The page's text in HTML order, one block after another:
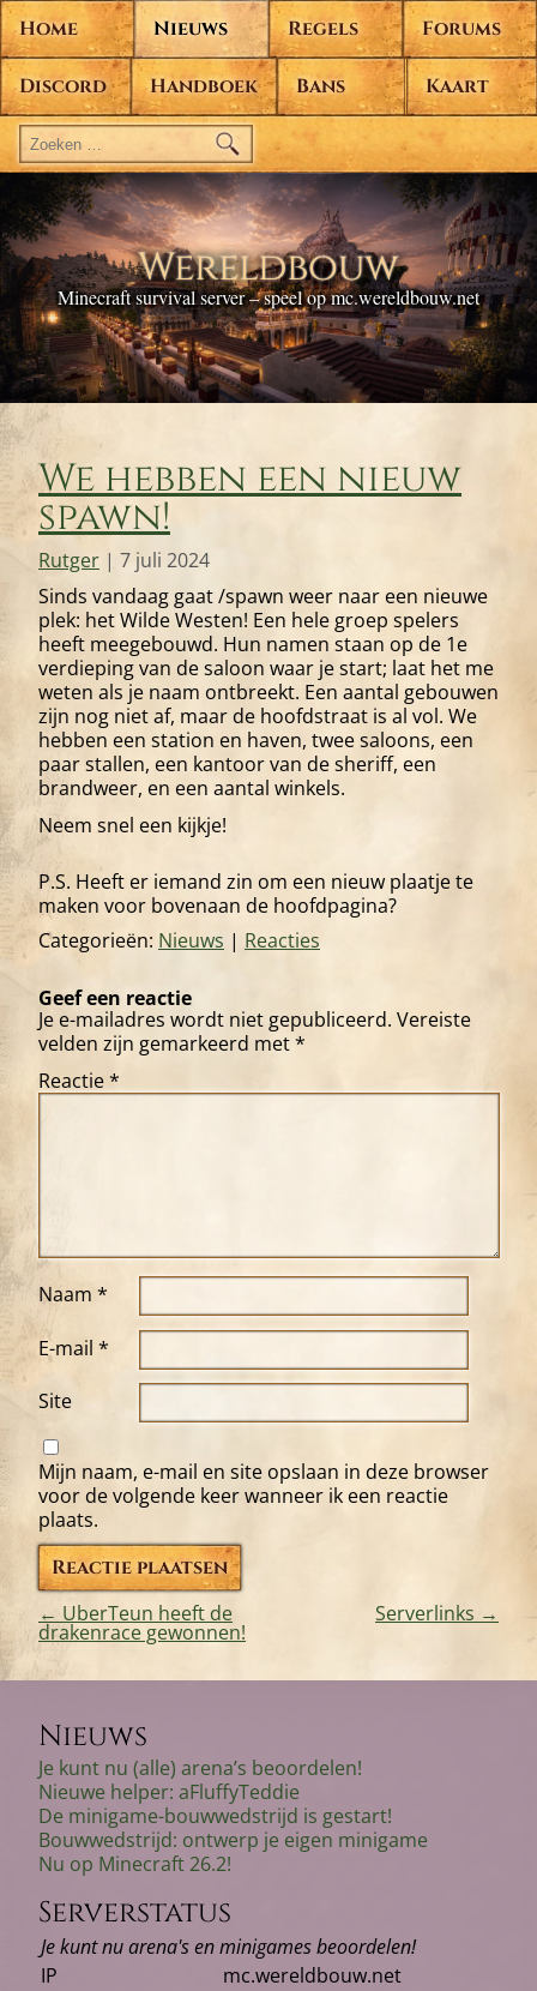
Home Nieuws Regels Forums
Discord Handboek Bans
Kaart
Zoeken
naar:
Wereldbouw
Minecraft survival server – speel op mc.wereldbouw.net
We hebben een nieuw
spawn!
Rutger | 7 juli 2024
Sinds vandaag gaat /spawn weer naar een nieuwe
plek: het Wilde Westen! Een hele groep spelers
heeft meegebouwd. Hun namen staan op de 1e
verdieping van de saloon waar je start; laat het me
weten als je naam ontbreekt. Een aantal gebouwen
zijn nog niet af, maar de hoofdstraat is al vol. We
hebben een station en haven, twee saloons, een
paar stallen, een kantoor van de sheriff, een
brandweer, en een aantal winkels.
Neem snel een kijkje!
P.S. Heeft er iemand zin om een nieuw plaatje te
maken voor bovenaan de hoofdpagina?
Categorieën: Nieuws | Reacties
Geef een reactie
Je e-mailadres wordt niet gepubliceerd. Vereiste
velden zijn gemarkeerd met*
Reactie*
Naam *
E-mail *
Site
Mijn naam, e-mail en site opslaan in deze browser
voor de volgende keer wanneer ik een reactie
plaats.
Bericht
navigatie
← UberTeun heeft de
drakenrace gewonnen!
Serverlinks →
Nieuws
Je kunt nu (alle) arena’s beoordelen!
Nieuwe helper: aFluffyTeddie
De minigame-bouwwedstrijd is gestart!
Bouwwedstrijd: ontwerp je eigen minigame
Nu op Minecraft 26.2!
Serverstatus
Je kunt nu arena's en minigames beoordelen!
IP
mc.wereldbouw.net